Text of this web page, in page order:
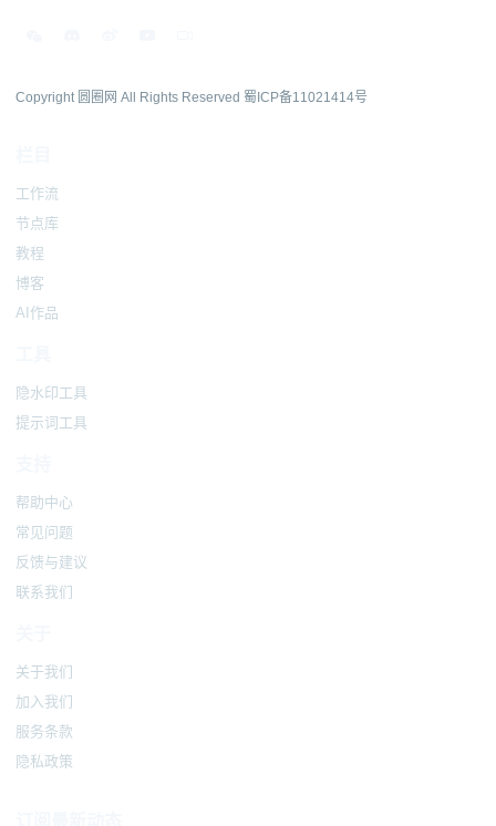
Copyright 圆圈网 All Rights Reserved 蜀ICP备11021414号
工作流
节点库
教程
博客
AI作品
隐水印工具
提示词工具
帮助中心
常见问题
反馈与建议
联系我们
关于我们
加入我们
服务条款
隐私政策